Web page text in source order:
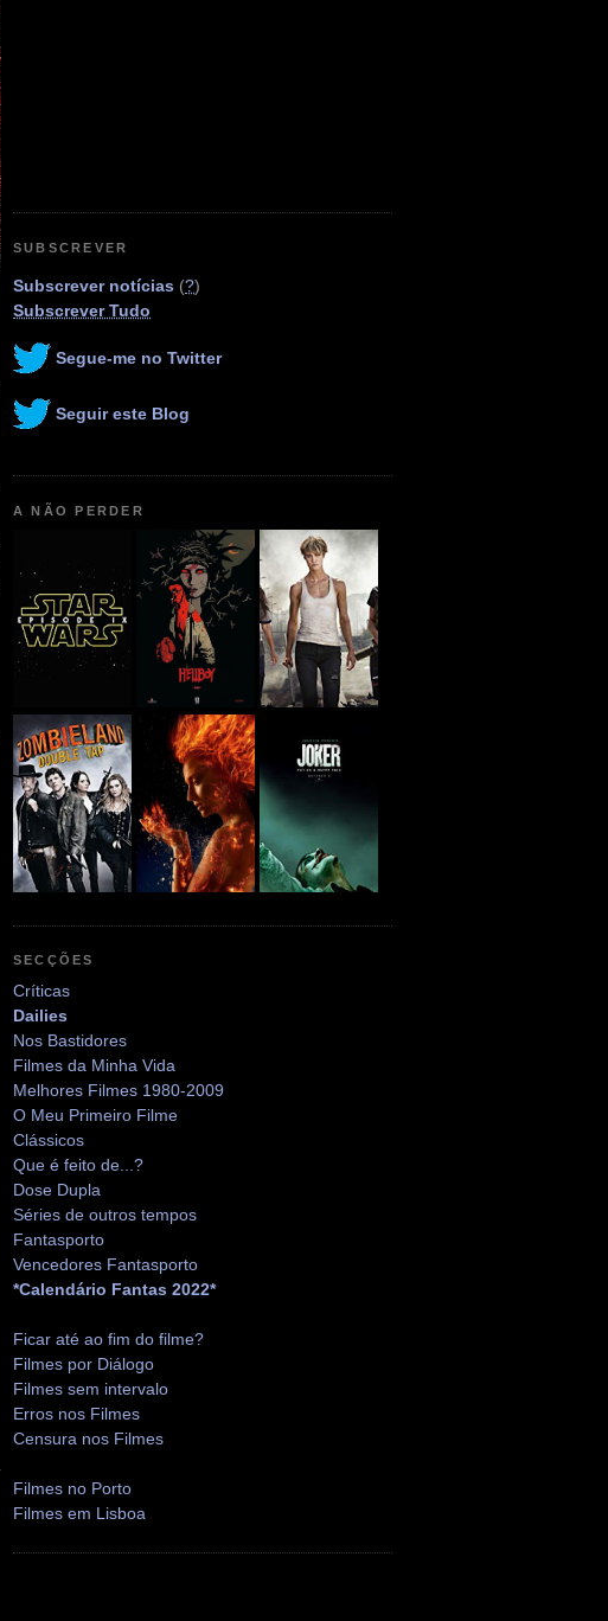
SUBSCREVER
Subscrever notícias (?)
Subscrever Tudo
Segue-me no Twitter
Seguir este Blog
A NÃO PERDER
SECÇÕES
Críticas
Dailies
Nos Bastidores
Filmes da Minha Vida
Melhores Filmes 1980-2009
O Meu Primeiro Filme
Clássicos
Que é feito de...?
Dose Dupla
Séries de outros tempos
Fantasporto
Vencedores Fantasporto
*Calendário Fantas 2022*
Ficar até ao fim do filme?
Filmes por Diálogo
Filmes sem intervalo
Erros nos Filmes
Censura nos Filmes
Filmes no Porto
Filmes em Lisboa